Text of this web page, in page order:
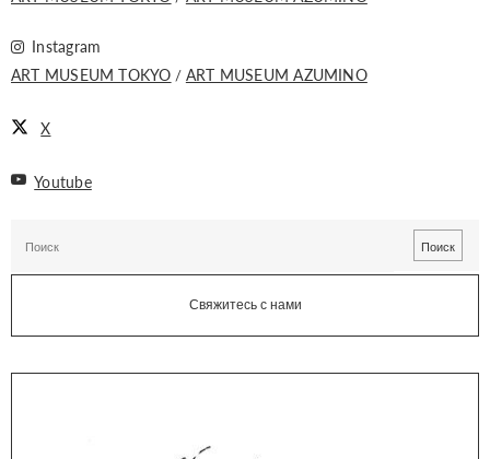
Instagram
ART MUSEUM TOKYO
ART MUSEUM AZUMINO
X
Youtube
Свяжитесь с нами